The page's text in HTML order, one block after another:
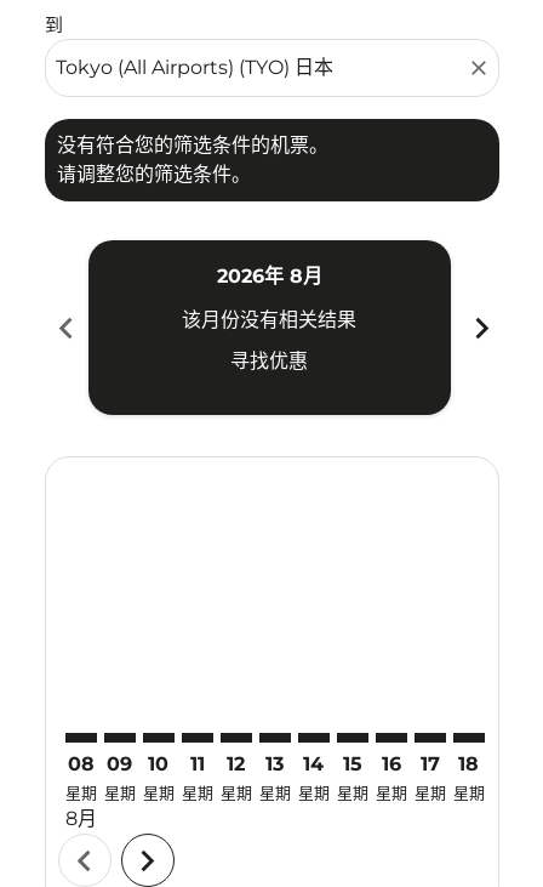
到
close
没有符合您的筛选条件的机票。
请调整您的筛选条件。
chevron_left
2026年 8月
该月份没有相关结果
寻找优惠
chevron_right
08
星期
8月
09
星期
10
星期
11
星期
12
星期
13
星期
14
星期
15
星期
16
星期
17
星期
18
星期
chevron_left chevron_right